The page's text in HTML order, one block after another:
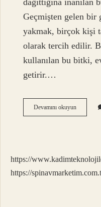
dağıttığına inanılan
Geçmişten gelen
yakmak, birçok kişi
olarak tercih edilir.
kullanılan bu bitki,
getirir.…
Devamını okuyunHangi
Bitkiler
https://
https://